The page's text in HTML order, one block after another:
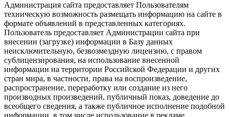
Администрация сайта предоставляет Пользователям
техническую возможность размещать информацию на сайте в
формате объявлений в представленных категориях.
Пользователь предоставляет Администрации сайта при
внесении (загрузке) информации в Базу данных
неисключительную, безвозмездную лицензию, с правом
сублицензирования, на использование внесенной
информации на территории Российской Федерации и других
стран мира, в частности, права на воспроизведение,
распространение, переработку или создание из него
производных произведений, публичный показ, доведение до
всеобщего сведения, а также публичное исполнение подобной